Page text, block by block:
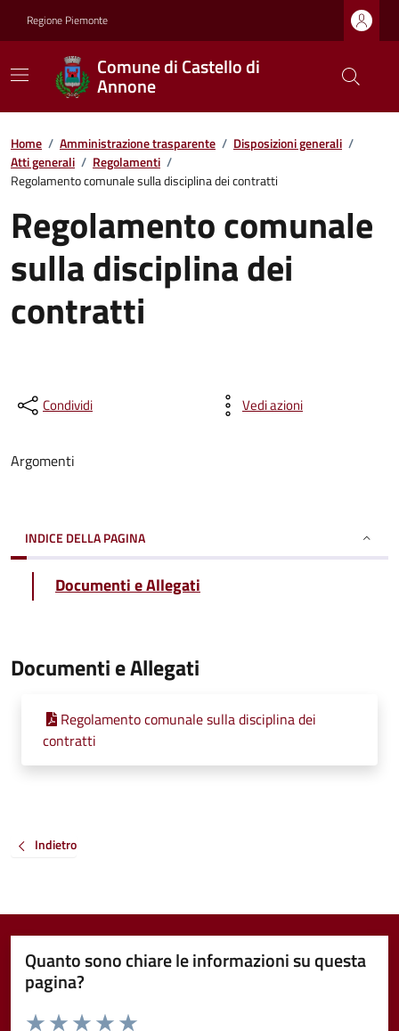
Regione Piemonte
Comune di Castello di
Annone
Home / Amministrazione trasparente / Disposizioni generali /
Atti generali / Regolamenti /
Regolamento comunale sulla disciplina dei contratti
Regolamento comunale
sulla disciplina dei
contratti
Condividi Vedi azioni
Argomenti
INDICE DELLA PAGINA
Documenti e Allegati
Documenti e Allegati
Regolamento comunale sulla disciplina dei
contratti
Indietro
Quanto sono chiare le informazioni su questa
pagina?
Valuta da 1 a 5 stelle la pagina